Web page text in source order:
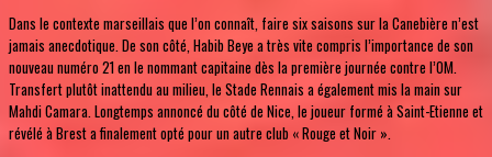
Dans le contexte marseillais que l’on connaît, faire six saisons sur la Canebière n’est
jamais anecdotique. De son côté, Habib Beye a très vite compris l’importance de son
nouveau numéro 21 en le nommant capitaine dès la première journée contre l’OM.
Transfert plutôt inattendu au milieu, le Stade Rennais a également mis la main sur
Mahdi Camara. Longtemps annoncé du côté de Nice, le joueur formé à Saint-Etienne et
révélé à Brest a finalement opté pour un autre club « Rouge et Noir ».